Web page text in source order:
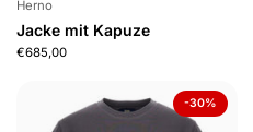
Herno
Jacke mit Kapuze
€685,00
-30%